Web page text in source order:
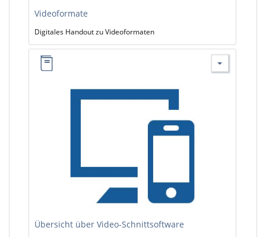
Videoformate
Digitales Handout zu Videoformaten
Übersicht über Video-Schnittsoftware